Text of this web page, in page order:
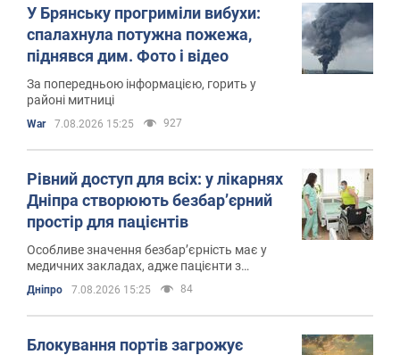
У Брянську прогриміли вибухи:
спалахнула потужна пожежа,
піднявся дим. Фото і відео
За попередньою інформацією, горить у
районі митниці
War 7.08.2026 15:25 927
Рівний доступ для всіх: у лікарнях
Дніпра створюють безбар’єрний
простір для пацієнтів
Особливе значення безбар’єрність має у
медичних закладах, адже пацієнти з
різними потребами повинні мати вільний
доступ до лікування та реабілітації
Дніпро 7.08.2026 15:25 84
Блокування портів загрожує